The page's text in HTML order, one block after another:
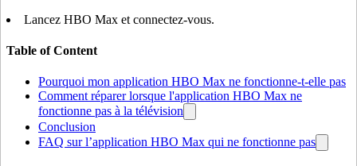
Lancez HBO Max et connectez-vous.
Table of Content
Pourquoi mon application HBO Max ne fonctionne-t-elle pas
Comment réparer lorsque l'application HBO Max ne
fonctionne pas à la télévision
Conclusion
FAQ sur l’application HBO Max qui ne fonctionne pas